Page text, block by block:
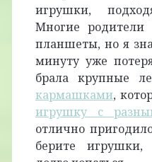
игрушки,
Многие
планшеты, но я
минуту уже
брала крупные
кармашками,
игрушку с
отлично
берите